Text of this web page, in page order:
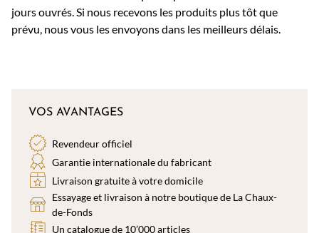
jours ouvrés. Si nous recevons les produits plus tôt que
prévu, nous vous les envoyons dans les meilleurs délais.
VOS AVANTAGES
Revendeur officiel
Garantie internationale du fabricant
Livraison gratuite à votre domicile
Essayage et livraison à notre boutique de La Chaux-
de-Fonds
Un catalogue de 10’000 articles